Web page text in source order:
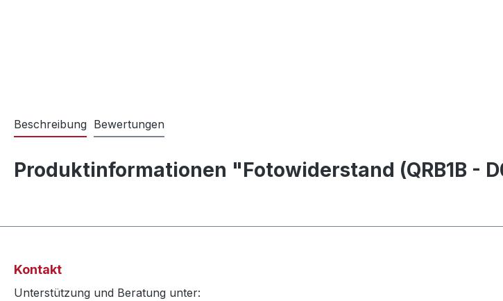
Beschreibung Bewertungen
Produktinformationen "Fotowiderstand (QRB1B -
Kontakt
Unterstützung und Beratung unter: